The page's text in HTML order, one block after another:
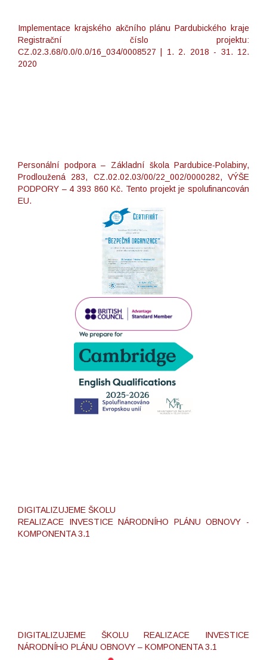
Implementace krajského akčního plánu Pardubického kraje
Registrační číslo projektu:
CZ.02.3.68/0.0/0.0/16_034/0008527 | 1. 2. 2018 - 31. 12.
2020
Personální podpora – Základní škola Pardubice-Polabiny,
Prodloužená 283, CZ.02.02.03/00/22_002/0000282, VÝŠE
PODPORY – 4 393 860 Kč. Tento projekt je spolufinancován
EU.
DIGITALIZUJEME ŠKOLU
REALIZACE INVESTICE NÁRODNÍHO PLÁNU OBNOVY -
KOMPONENTA 3.1
DIGITALIZUJEME ŠKOLU REALIZACE INVESTICE
NÁRODNÍHO PLÁNU OBNOVY – KOMPONENTA 3.1